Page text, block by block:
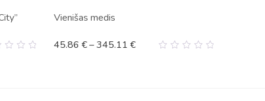
Vienišas medis
45.86 €–345.11 €